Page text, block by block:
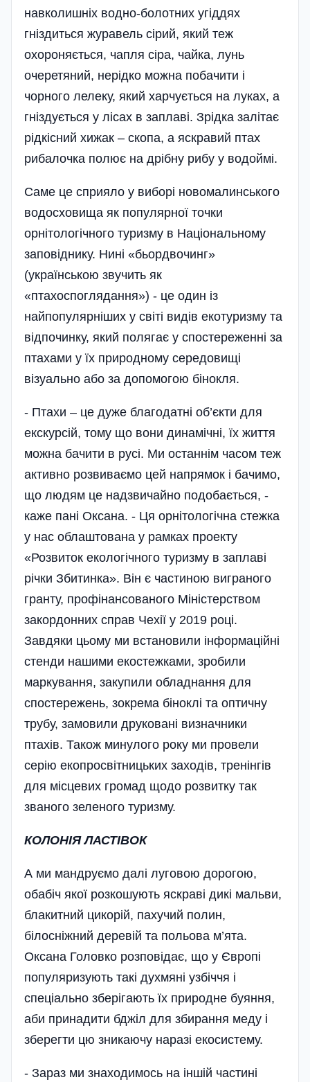
навколишніх водно-болотних угіддях
гніздиться журавель сірий, який теж
охороняється, чапля сіра, чайка, лунь
очеретяний, нерідко можна побачити і
чорного лелеку, який харчується на луках, а
гніздується у лісах в заплаві. Зрідка залітає
рідкісний хижак – скопа, а яскравий птах
рибалочка полює на дрібну рибу у водоймі.
Саме це сприяло у виборі новомалинського
водосховища як популярної точки
орнітологічного туризму в Національному
заповіднику. Нині «бьордвочинг»
(українською звучить як
«птахоспоглядання») - це один із
найпопулярніших у світі видів екотуризму та
відпочинку, який полягає у спостереженні за
птахами у їх природному середовищі
візуально або за допомогою бінокля.
- Птахи – це дуже благодатні об’єкти для
екскурсій, тому що вони динамічні, їх життя
можна бачити в русі. Ми останнім часом теж
активно розвиваємо цей напрямок і бачимо,
що людям це надзвичайно подобається, -
каже пані Оксана. - Ця орнітологічна стежка
у нас облаштована у рамках проекту
«Розвиток екологічного туризму в заплаві
річки Збитинка». Він є частиною виграного
гранту, профінансованого Міністерством
закордонних справ Чехії у 2019 році.
Завдяки цьому ми встановили інформаційні
стенди нашими екостежками, зробили
маркування, закупили обладнання для
спостережень, зокрема біноклі та оптичну
трубу, замовили друковані визначники
птахів. Також минулого року ми провели
серію екопросвітницьких заходів, тренінгів
для місцевих громад щодо розвитку так
званого зеленого туризму.
КОЛОНІЯ ЛАСТІВОК
А ми мандруємо далі луговою дорогою,
обабіч якої розкошують яскраві дикі мальви,
блакитний цикорій, пахучий полин,
білосніжний деревій та польова м’ята.
Оксана Головко розповідає, що у Європі
популяризують такі духмяні узбіччя і
спеціально зберігають їх природне буяння,
аби принадити бджіл для збирання меду і
зберегти цю зникаючу наразі екосистему.
- Зараз ми знаходимось на іншій частині